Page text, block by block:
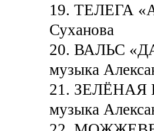
19. ТЕЛЕГА
Суханова
20. ВАЛЬС
музыка
21. ЗЕЛЁНАЯ
музыка